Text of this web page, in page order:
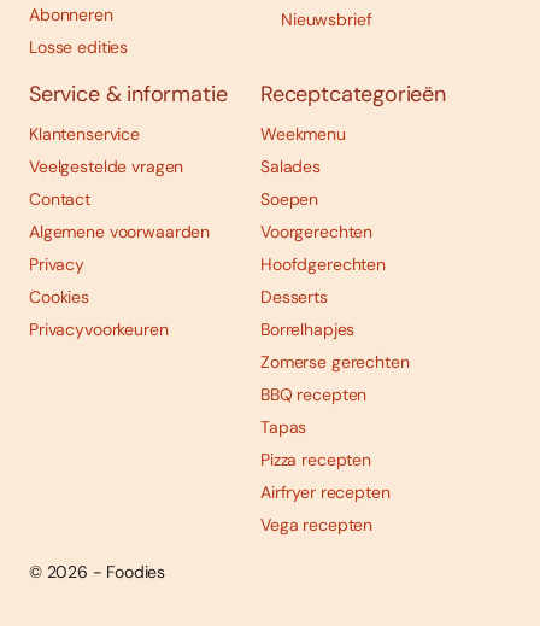
Abonneren
Losse edities
Nieuwsbrief
Service & informatie
Klantenservice
Veelgestelde vragen
Contact
Algemene voorwaarden
Privacy
Cookies
Privacyvoorkeuren
Receptcategorieën
Weekmenu
Salades
Soepen
Voorgerechten
Hoofdgerechten
Desserts
Borrelhapjes
Zomerse gerechten
BBQ recepten
Tapas
Pizza recepten
Airfryer recepten
Vega recepten
© 2026 - Foodies